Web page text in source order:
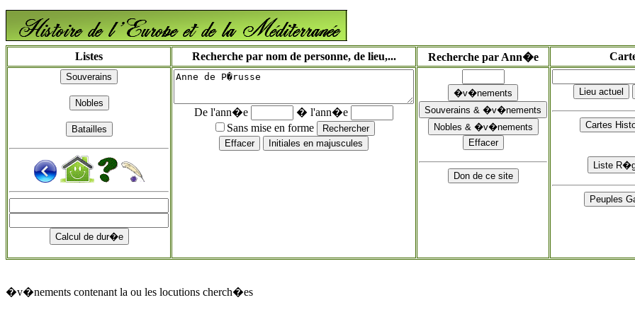
Listes Recherche par nom de personne, de lieu,... Recherche par Ann�e
De l'ann�e
� l'ann�e
Sans mise en forme
�v�nements contenant la ou les locutions cherch�es